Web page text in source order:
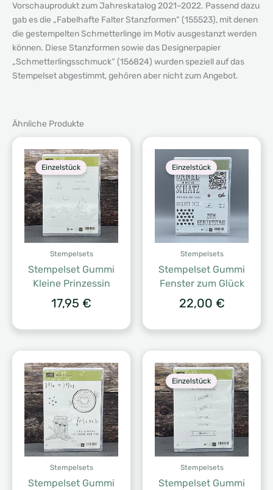
Vorschauprodukt zum Jahreskatalog 2021–2022. Passend dazu
gab es die „Fabelhafte Falter Stanzformen“ (155523), mit denen
die gestempelten Schmetterlinge im Motiv ausgestanzt werden
können. Diese Stanzformen sowie das Designerpapier
„Schmetterlingsschmuck“ (156824) wurden speziell auf das
Stempelset abgestimmt, gehören aber nicht zum Angebot.
Ähnliche Produkte
Einzelstück
Stempelsets
Stempelset Gummi
Kleine Prinzessin
17,95 €
Einzelstück
Stempelsets
Stempelset Gummi
Fenster zum Glück
22,00 €
Stempelsets
Stempelset Gummi
Einzelstück
Stempelsets
Stempelset Gummi